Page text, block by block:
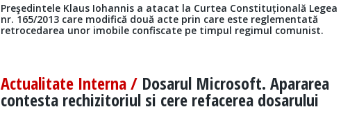
Preşedintele Klaus Iohannis a atacat la Curtea Constituțională Legea
nr. 165/2013 care modifică două acte prin care este reglementată
retrocedarea unor imobile confiscate pe timpul regimul comunist.
Actualitate Interna / Dosarul Microsoft. Apararea
contesta rechizitoriul si cere refacerea dosarului